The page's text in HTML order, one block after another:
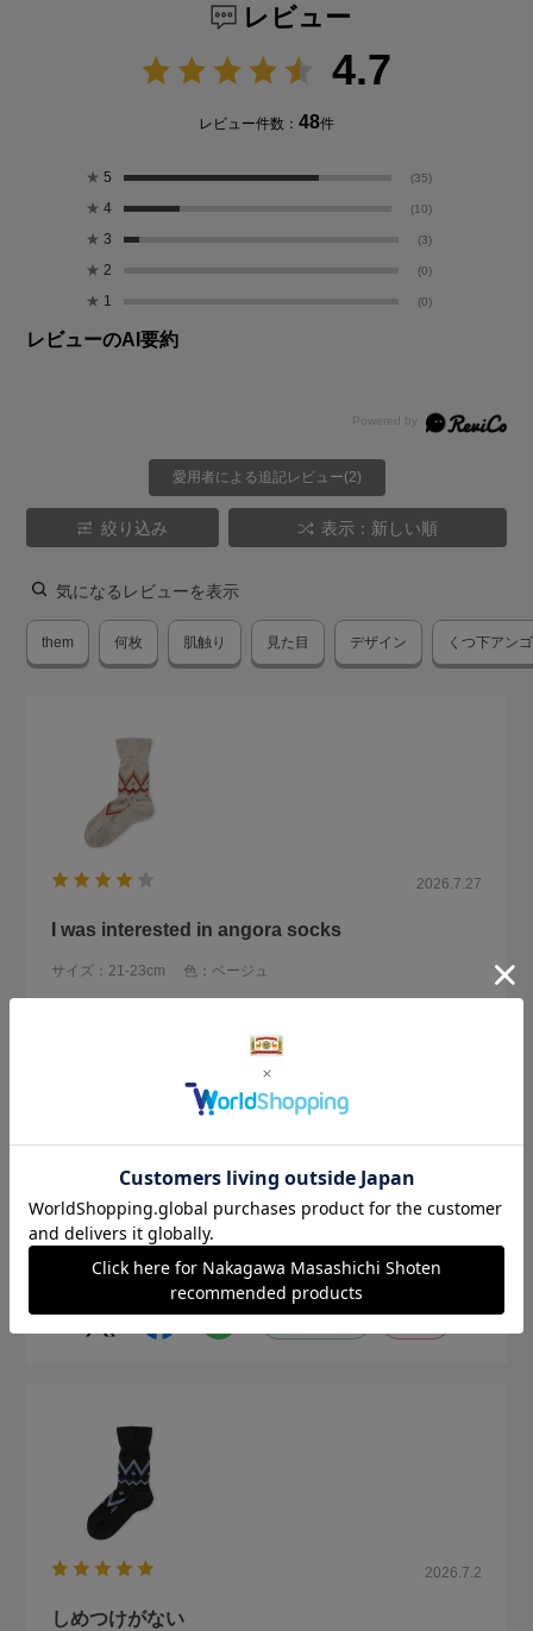
レビュー
4.7
レビュー件数： 48件
★ 5 (35)
★ 4 (10)
★ 3 (3)
★ 2 (0)
★ 1 (0)
レビューのAI要約
愛用者による追記レビュー(2)
絞り込み 表示：新しい順
気になるレビューを表示
them 何枚 肌触り 見た目 デザイン くつ下アン
2026.7.27
I was interested in angora socks
サイズ：21-23cm 色：ベージュ
166～170cm
well I haven't gotten to wear them much since I bought them
on sale during the summer. I like the design. They aren't too
think so I hope I can wear them in the fall. I'm not sure yet
about the shape in the ankle portion.
続きを読む
2026.7.2
しめつけがない